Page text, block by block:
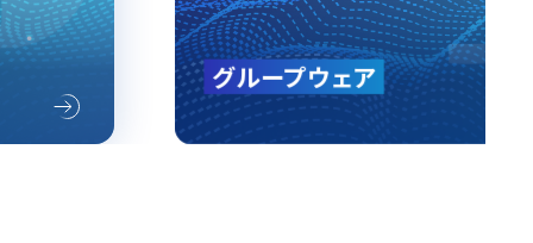
ワークフロー + 経費精算